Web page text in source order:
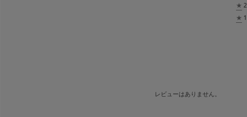
★ 2
★ 1
レビューはありません。